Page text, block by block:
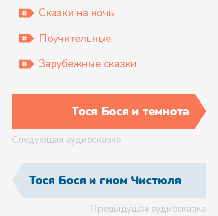
Сказки на ночь
Поучительные
Зарубежные сказки
Тося Бося и темнота
Следующая аудиосказка
Тося Бося и гном Чистюля
Предыдущая аудиосказка